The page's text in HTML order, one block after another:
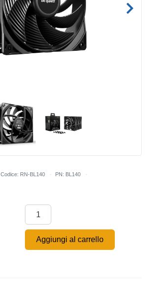
Codice: RN-BL140
PN: BL140
Aggiungi al carrello